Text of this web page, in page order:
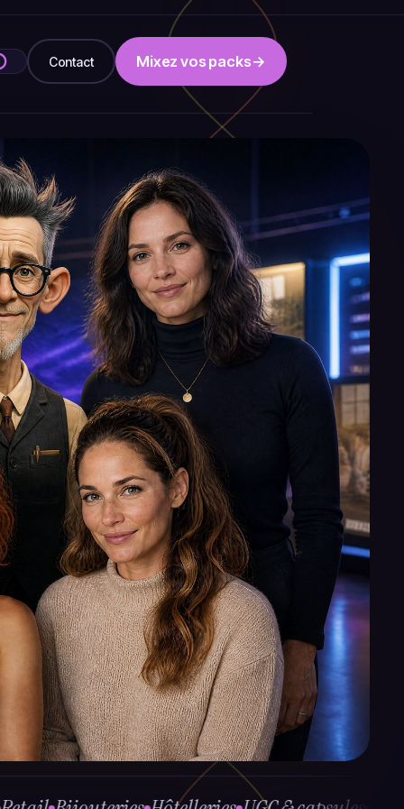
Contact Mixez vos packs→